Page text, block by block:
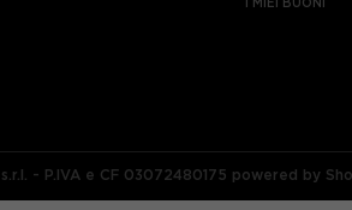
I MIEI BUONI
- P.IVA e CF 03072480175 powered by